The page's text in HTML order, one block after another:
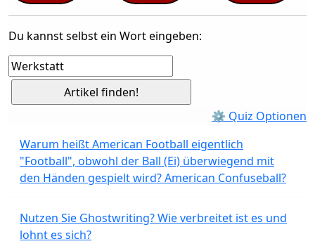
Du kannst selbst ein Wort eingeben:
⚙ Quiz Optionen
Warum heißt American Football eigentlich
"Football", obwohl der Ball (Ei) überwiegend mit
den Händen gespielt wird? American Confuseball?
Nutzen Sie Ghostwriting? Wie verbreitet ist es und
lohnt es sich?